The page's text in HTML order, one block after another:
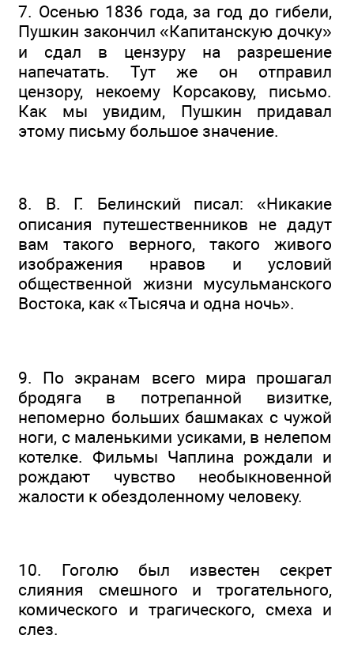
7. Осенью 1836 года, за год до гибели,
Пушкин закончил «Капитанскую дочку»
и сдал в цензуру на разрешение
напечатать. Тут же он отправил
цензору, некоему Корсакову, письмо.
Как мы увидим, Пушкин придавал
этому письму большое значение.
8. В. Г. Белинский писал: «Никакие
описания путешественников не дадут
вам такого верного, такого живого
изображения нравов и условий
общественной жизни мусульманского
Востока, как «Тысяча и одна ночь».
9. По экранам всего мира прошагал
бродяга в потрепанной визитке,
непомерно больших башмаках с чужой
ноги, с маленькими усиками, в нелепом
котелке. Фильмы Чаплина рождали и
рождают чувство необыкновенной
жалости к обездоленному человеку.
10. Гоголю был известен секрет
слияния смешного и трогательного,
комического и трагического, смеха и
слез.